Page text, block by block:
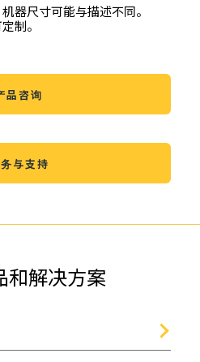
器尺寸可能与描述不同。
制。
品咨询
与支持
和解决方案